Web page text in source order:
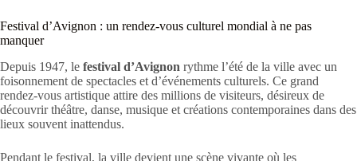
Festival d’Avignon : un rendez-vous culturel mondial à ne pas
manquer
Depuis 1947, le festival d’Avignon rythme l’été de la ville avec un
foisonnement de spectacles et d’événements culturels. Ce grand
rendez-vous artistique attire des millions de visiteurs, désireux de
découvrir théâtre, danse, musique et créations contemporaines dans des
lieux souvent inattendus.
Pendant le festival, la ville devient une scène vivante où les